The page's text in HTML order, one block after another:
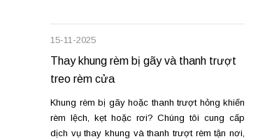
15-11-2025
Thay khung rèm bị gãy và thanh trượt
treo rèm cửa
Khung rèm bị gãy hoặc thanh trượt hỏng khiến
rèm lệch, kẹt hoặc rơi? Chúng tôi cung cấp
dịch vụ thay khung và thanh trượt rèm tận nơi,